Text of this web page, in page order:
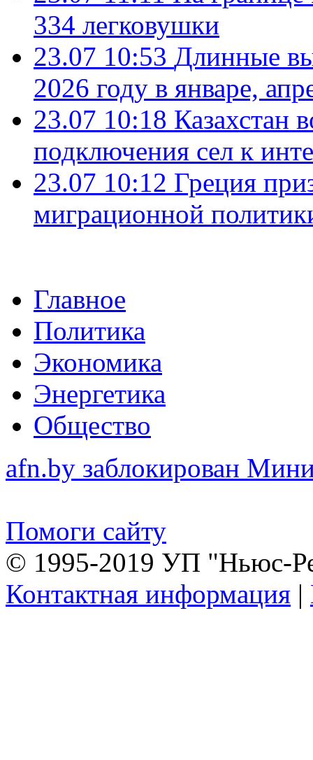
334 легковушки
23.07 10:53 Длинные
2026 году в январе,
23.07 10:18 Казахстан
подключения сел к
23.07 10:12 Греция
миграционной
Главное
Политика
Экономика
Энергетика
Общество
afn.by заблокирован
Помоги сайту
© 1995-2019 УП "Ньюс-
Контактная информация |